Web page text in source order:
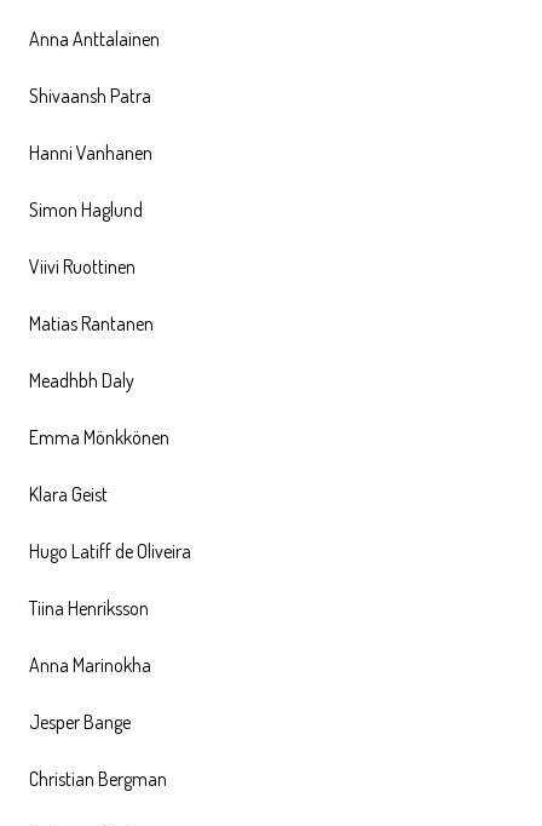
Anna Anttalainen
Shivaansh Patra
Hanni Vanhanen
Simon Haglund
Viivi Ruottinen
Matias Rantanen
Meadhbh Daly
Emma Mönkkönen
Klara Geist
Hugo Latiff de Oliveira
Tiina Henriksson
Anna Marinokha
Jesper Bange
Christian Bergman